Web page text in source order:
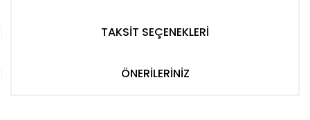
TAKSİT SEÇENEKLERİ
ÖNERİLERİNİZ